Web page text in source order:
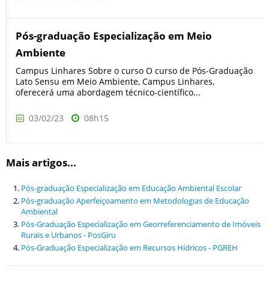
Pós-graduação Especialização em Meio
Ambiente
Campus Linhares Sobre o curso O curso de Pós-Graduação
Lato Sensu em Meio Ambiente, Campus Linhares,
oferecerá uma abordagem técnico-científico...
03/02/23 08h15
Mais artigos...
Pós-graduação Especialização em Educação Ambiental Escolar
Pós-graduação Aperfeiçoamento em Metodologias de Educação
Ambiental
Pós-Graduação Especialização em Georreferenciamento de Imóveis
Rurais e Urbanos - PosGiru
Pós-Graduação Especialização em Recursos Hídricos - PGREH